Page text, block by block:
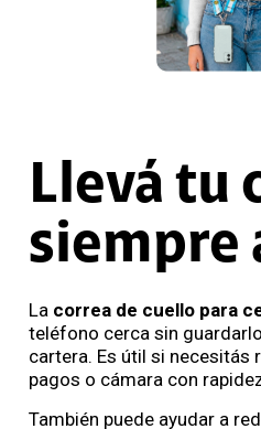
Llevá tu
siempre
La correa de cuello para
teléfono cerca sin
cartera. Es útil si necesitás
pagos o cámara con
También puede ayudar a